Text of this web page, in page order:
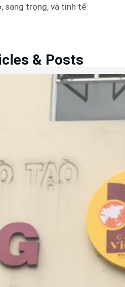
sang trọng, và tinh tế
& Posts